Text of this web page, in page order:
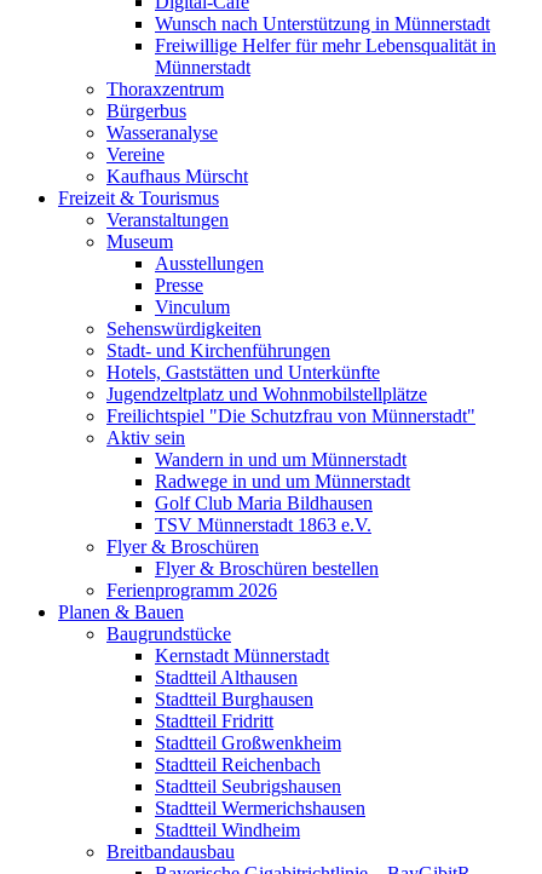
Wunsch nach Unterstützung in Münnerstadt
Freiwillige Helfer für mehr Lebensqualität in
Münnerstadt
Thoraxzentrum
Bürgerbus
Wasseranalyse
Vereine
Kaufhaus Mürscht
Freizeit & Tourismus
Veranstaltungen
Museum
Ausstellungen
Presse
Vinculum
Sehenswürdigkeiten
Stadt- und Kirchenführungen
Hotels, Gaststätten und Unterkünfte
Jugendzeltplatz und Wohnmobilstellplätze
Freilichtspiel "Die Schutzfrau von Münnerstadt"
Aktiv sein
Wandern in und um Münnerstadt
Radwege in und um Münnerstadt
Golf Club Maria Bildhausen
TSV Münnerstadt 1863 e.V.
Flyer & Broschüren
Flyer & Broschüren bestellen
Ferienprogramm 2026
Planen & Bauen
Baugrundstücke
Kernstadt Münnerstadt
Stadtteil Althausen
Stadtteil Burghausen
Stadtteil Fridritt
Stadtteil Großwenkheim
Stadtteil Reichenbach
Stadtteil Seubrigshausen
Stadtteil Wermerichshausen
Stadtteil Windheim
Breitbandausbau